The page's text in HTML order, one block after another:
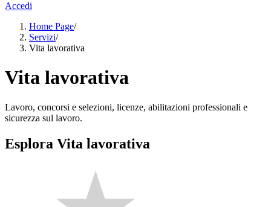
Accedi
Home Page/
Servizi/
Vita lavorativa
Vita lavorativa
Lavoro, concorsi e selezioni, licenze, abilitazioni professionali e
sicurezza sul lavoro.
Esplora Vita lavorativa